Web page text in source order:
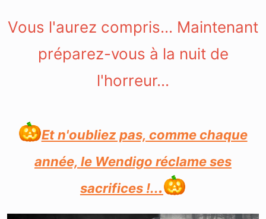
Vous l'aurez compris... Maintenant
préparez-vous à la nuit de
l'horreur...
Et n'oubliez pas, comme chaque
année, le Wendigo réclame ses
sacrifices !...